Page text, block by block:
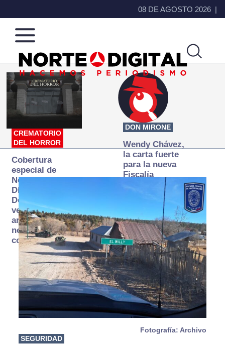
08 DE AGOSTO 2026
Norte
de
Ciudad
Más
que
noticias,
hacemos periodismo
CREMATORIO
DEL HORROR
Cobertura
especial de
Norte
Digital:
Donde la
verdad
arde… pero
no se
consume
DON MIRONE
Wendy Chávez,
la carta fuerte
para la nueva
Fiscalía
autónoma
Fotografía: Archivo
SEGURIDAD